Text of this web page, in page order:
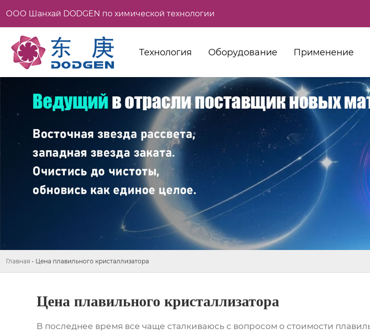
ООО Шанхай DODGEN по химической технологии
Технология Оборудование Применение
Главная - Цена плавильного кристаллизатора
Цена плавильного кристаллизатора
В последнее время все чаще сталкиваюсь с вопросом о стоимости